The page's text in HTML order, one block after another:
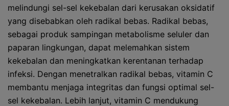
melindungi sel-sel kekebalan dari kerusakan oksidatif
yang disebabkan oleh radikal bebas. Radikal bebas,
sebagai produk sampingan metabolisme seluler dan
paparan lingkungan, dapat melemahkan sistem
kekebalan dan meningkatkan kerentanan terhadap
infeksi. Dengan menetralkan radikal bebas, vitamin C
membantu menjaga integritas dan fungsi optimal sel-
sel kekebalan. Lebih lanjut, vitamin C mendukung